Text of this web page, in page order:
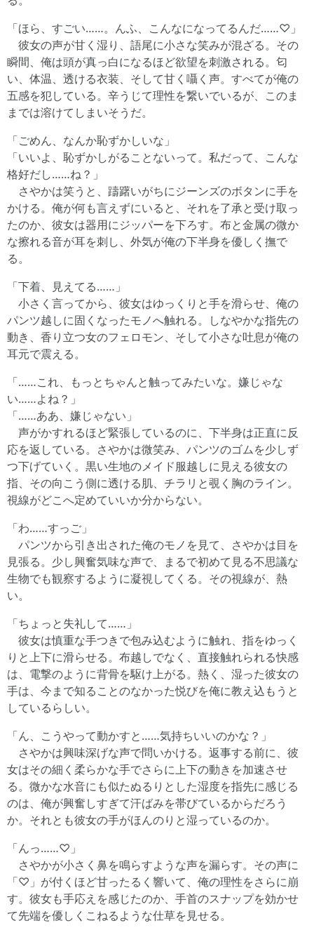
「ほら、すごい……。んふ、こんなになってるんだ……♡」
彼女の声が甘く湿り、語尾に小さな笑みが混ざる。その
瞬間、俺は頭が真っ白になるほど欲望を刺激される。匂
い、体温、透ける衣装、そして甘く囁く声。すべてが俺の
五感を犯している。辛うじて理性を繋いでいるが、このま
までは溶けてしまいそうだ。
「ごめん、なんか恥ずかしいな」
「いいよ、恥ずかしがることないって。私だって、こんな
格好だし……ね？」
さやかは笑うと、躊躇いがちにジーンズのボタンに手を
かける。俺が何も言えずにいると、それを了承と受け取っ
たのか、彼女は器用にジッパーを下ろす。布と金属の微か
な擦れる音が耳を刺し、外気が俺の下半身を優しく撫で
る。
「下着、見えてる……」
小さく言ってから、彼女はゆっくりと手を滑らせ、俺の
パンツ越しに固くなったモノへ触れる。しなやかな指先の
動き、香り立つ女のフェロモン、そして小さな吐息が俺の
耳元で震える。
「……これ、もっとちゃんと触ってみたいな。嫌じゃな
い……よね？」
「……ああ、嫌じゃない」
声がかすれるほど緊張しているのに、下半身は正直に反
応を返している。さやかは微笑み、パンツのゴムを少しず
つ下げていく。黒い生地のメイド服越しに見える彼女の
指、その向こう側に透ける肌、チラリと覗く胸のライン。
視線がどこへ定めていいか分からない。
「わ……すっご」
パンツから引き出された俺のモノを見て、さやかは目を
見張る。少し興奮気味な声で、まるで初めて見る不思議な
生物でも観察するように凝視してくる。その視線が、熱
い。
「ちょっと失礼して……」
彼女は慎重な手つきで包み込むように触れ、指をゆっく
りと上下に滑らせる。布越しでなく、直接触れられる快感
は、電撃のように背骨を駆け上がる。熱く、湿った彼女の
手は、今まで知ることのなかった悦びを俺に教え込もうと
しているらしい。
「ん、こうやって動かすと……気持ちいいのかな？」
さやかは興味深げな声で問いかける。返事する前に、彼
女はその細く柔らかな手でさらに上下の動きを加速させ
る。微かな水音にも似たぬるりとした湿度を指先に感じる
のは、俺が興奮しすぎて汗ばみを帯びているからだろう
か。それとも彼女の手がほんのりと湿っているのか。
「んっ……♡」
さやかが小さく鼻を鳴らすような声を漏らす。その声に
「♡」が付くほど甘ったるく響いて、俺の理性をさらに崩
す。彼女も手応えを感じたのか、手首のスナップを効かせ
て先端を優しくこねるような仕草を見せる。